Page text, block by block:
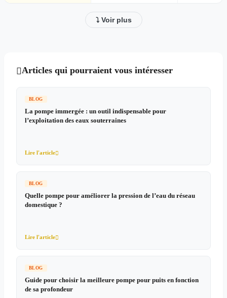
⤵ Voir plus
Articles qui pourraient vous intéresser
BLOG
La pompe immergée : un outil indispensable pour
l’exploitation des eaux souterraines
Lire l'article
BLOG
Quelle pompe pour améliorer la pression de l’eau du réseau
domestique ?
Lire l'article
BLOG
Guide pour choisir la meilleure pompe pour puits en fonction
de sa profondeur